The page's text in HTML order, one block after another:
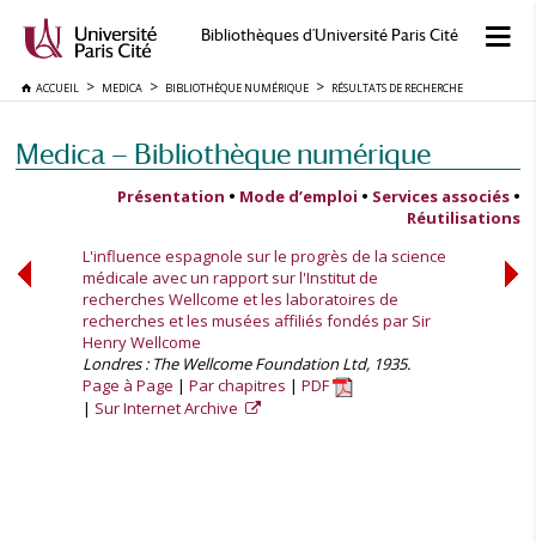
Bibliothèques d'Université Paris Cité
ACCUEIL MEDICA BIBLIOTHÈQUE NUMÉRIQUE RÉSULTATS DE RECHERCHE
Medica — Bibliothèque numérique
Présentation • Mode d’emploi • Services associés •
Réutilisations
L'influence espagnole sur le progrès de la science
médicale avec un rapport sur l'Institut de
recherches Wellcome et les laboratoires de
recherches et les musées affiliés fondés par Sir
Henry Wellcome
Londres : The Wellcome Foundation Ltd, 1935.
Page à Page
Par chapitres
PDF
Sur Internet Archive